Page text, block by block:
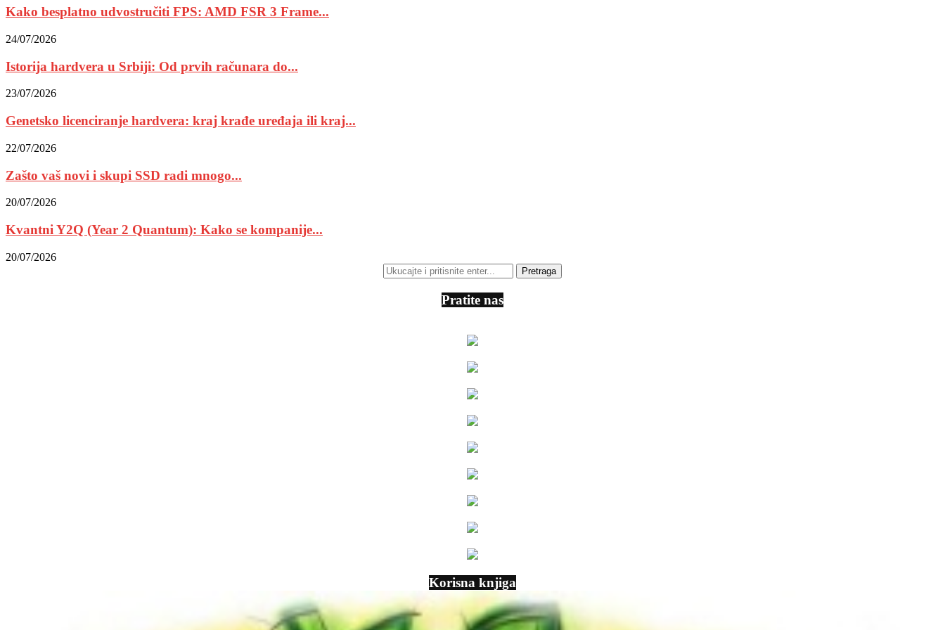
Kako besplatno udvostručiti FPS: AMD FSR 3 Frame...
24/07/2026
Istorija hardvera u Srbiji: Od prvih računara do...
23/07/2026
Genetsko licenciranje hardvera: kraj krađe uređaja ili kraj...
22/07/2026
Zašto vaš novi i skupi SSD radi mnogo...
20/07/2026
Kvantni Y2Q (Year 2 Quantum): Kako se kompanije...
20/07/2026
Pratite nas
Korisna knjiga